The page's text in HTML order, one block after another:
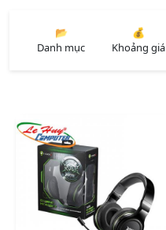
📂
Danh mục
💰
Khoảng giá